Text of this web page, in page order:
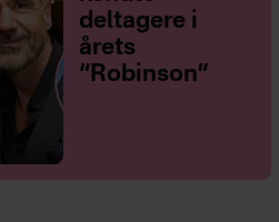
deltagere i
årets
“Robinson”